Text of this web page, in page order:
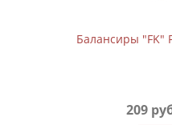
Балансиры "FK"
209